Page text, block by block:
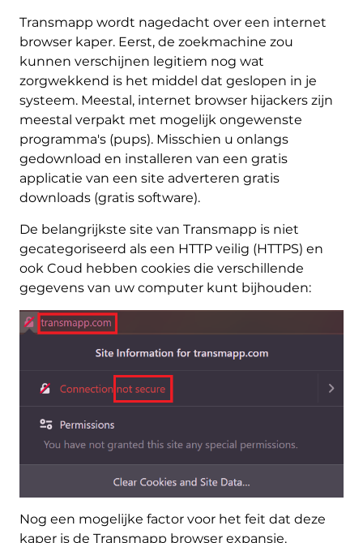
Transmapp wordt nagedacht over een internet
browser kaper. Eerst, de zoekmachine zou
kunnen verschijnen legitiem nog wat
zorgwekkend is het middel dat geslopen in je
systeem. Meestal, internet browser hijackers zijn
meestal verpakt met mogelijk ongewenste
programma's (pups). Misschien u onlangs
gedownload en installeren van een gratis
applicatie van een site adverteren gratis
downloads (gratis software).
De belangrijkste site van Transmapp is niet
gecategoriseerd als een HTTP veilig (HTTPS) en
ook Coud hebben cookies die verschillende
gegevens van uw computer kunt bijhouden:
Nog een mogelijke factor voor het feit dat deze
kaper is de Transmapp browser expansie.